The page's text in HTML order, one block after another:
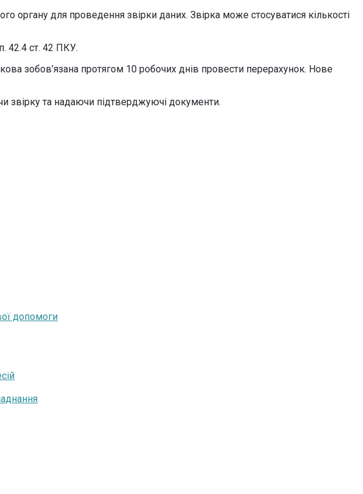
органу для проведення звірки даних. Звірка може стосуватися кількості
42.4 ст. 42 ПКУ.
зобов’язана протягом 10 робочих днів провести перерахунок. Нове
звірку та надаючи підтверджуючі документи.
допомоги